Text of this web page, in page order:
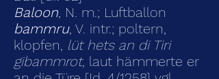
Baloon, N. m.; Luftballon
bammru, V. intr.; poltern,
klopfen, lüt hets an di Tiri
gibammrot, laut hämmerte er